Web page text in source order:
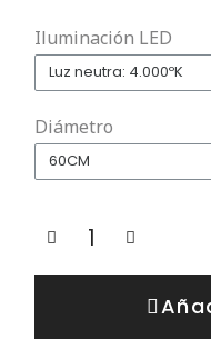
Iluminación LED
Diámetro